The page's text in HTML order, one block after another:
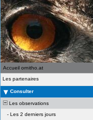
Accueil ornitho.at
Les partenaires
Consulter
Les observations
- Les 2 derniers jours